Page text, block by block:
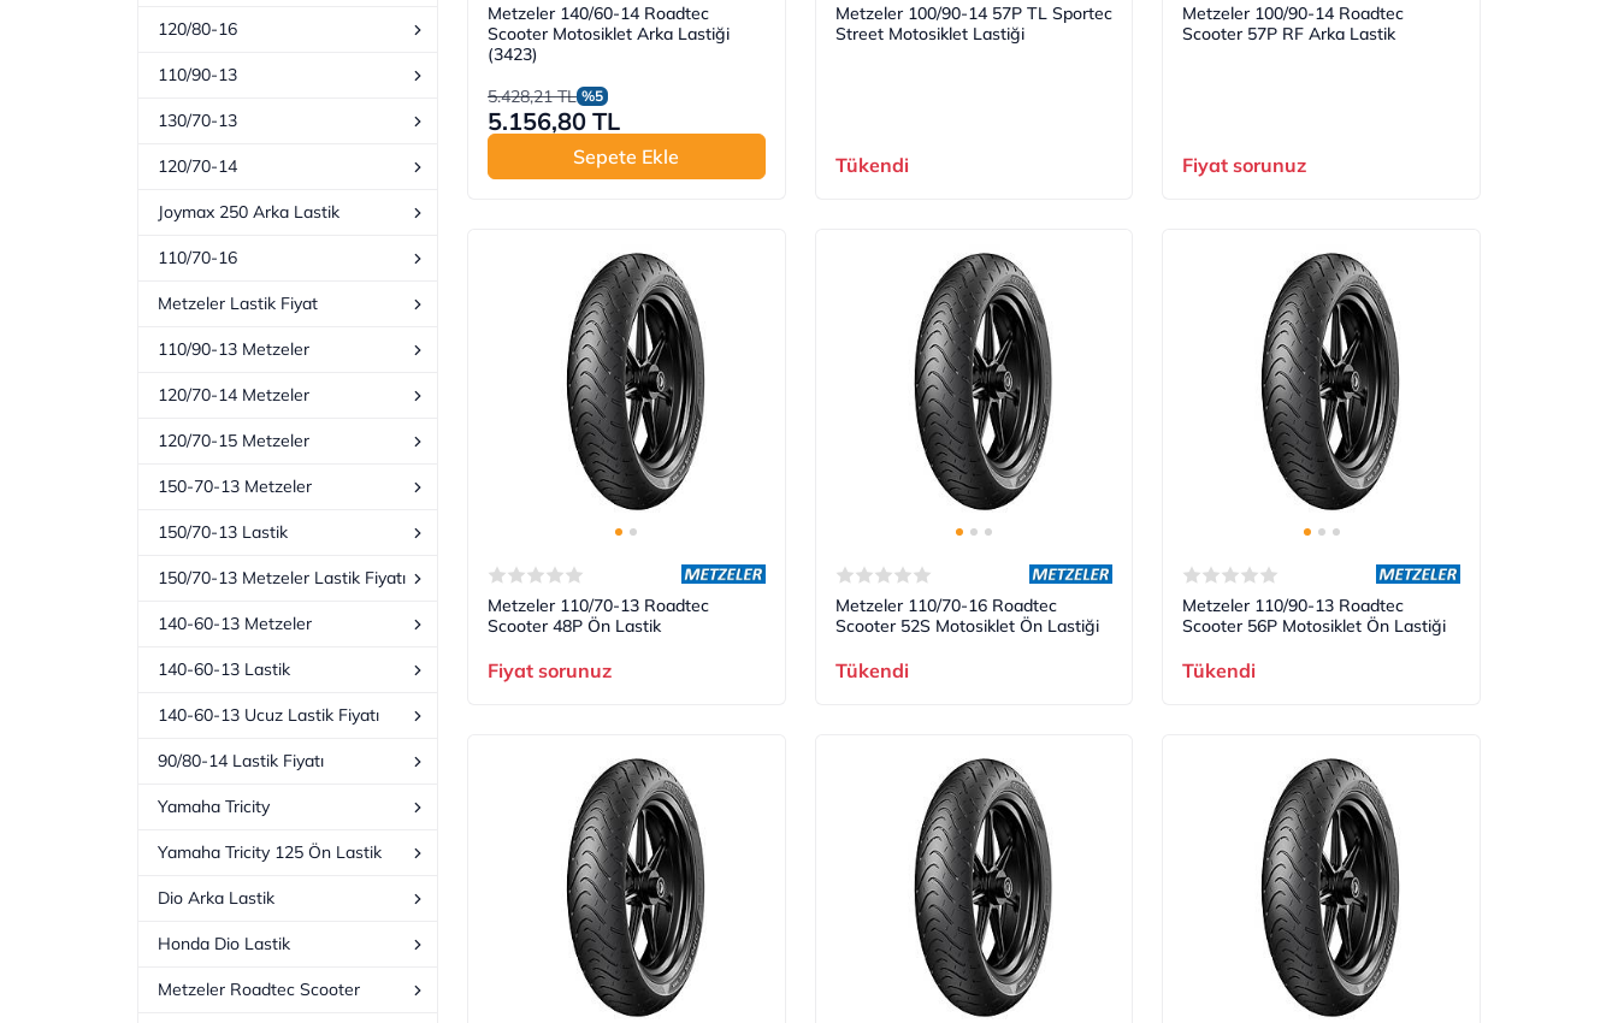
120/80-16
110/90-13
130/70-13
120/70-14
Joymax 250 Arka Lastik
110/70-16
Metzeler Lastik Fiyat
110/90-13 Metzeler
120/70-14 Metzeler
120/70-15 Metzeler
150-70-13 Metzeler
150/70-13 Lastik
150/70-13 Metzeler Lastik Fiyatı
140-60-13 Metzeler
140-60-13 Lastik
140-60-13 Ucuz Lastik Fiyatı
90/80-14 Lastik Fiyatı
Yamaha Tricity
Yamaha Tricity 125 Ön Lastik
Dio Arka Lastik
Honda Dio Lastik
Metzeler Roadtec Scooter
Metzeler 140/60-14 Roadtec
Scooter Motosiklet Arka Lastiği
(3423)
5.428,21 TL %5
5.156,80 TL
Sepete Ekle
Metzeler 100/90-14 57P TL Sportec
Street Motosiklet Lastiği
Tükendi
Metzeler 100/90-14 Roadtec
Scooter 57P RF Arka Lastik
Fiyat sorunuz
Metzeler 110/70-13 Roadtec
Scooter 48P Ön Lastik
Fiyat sorunuz
Metzeler 110/70-16 Roadtec
Scooter 52S Motosiklet Ön Lastiği
Tükendi
Metzeler 110/90-13 Roadtec
Scooter 56P Motosiklet Ön Lastiği
Tükendi